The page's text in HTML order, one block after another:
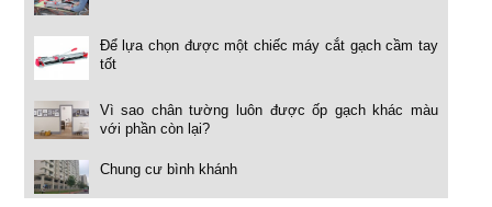
Để lựa chọn được một chiếc máy cắt gạch cầm tay
tốt
Vì sao chân tường luôn được ốp gạch khác màu
với phần còn lại?
Chung cư bình khánh